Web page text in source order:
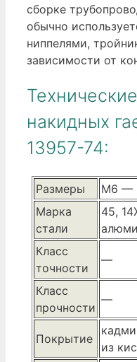
сборке
обычно
ниппелями,
зависимости от
накидных
13957-74:
Размеры
М6 —
Марка
стали
45,
Класс
точности
—
Класс
прочности
—
Покрытие
из